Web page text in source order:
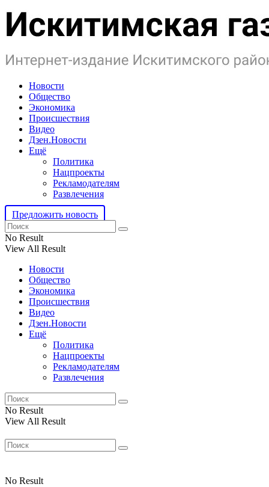
Новости
Общество
Экономика
Происшествия
Видео
Дзен.Новости
Ещё
Политика
Нацпроекты
Рекламодателям
Развлечения
Предложить новость
No Result
View All Result
Новости
Общество
Экономика
Происшествия
Видео
Дзен.Новости
Ещё
Политика
Нацпроекты
Рекламодателям
Развлечения
No Result
View All Result
No Result